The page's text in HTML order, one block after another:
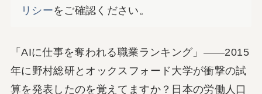
リシーをご確認ください。
「AIに仕事を奪われる職業ランキング」――2015
年に野村総研とオックスフォード大学が衝撃の試
算を発表したのを覚えてますか？日本の労働人口